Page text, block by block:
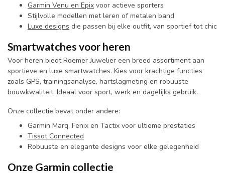
Garmin Venu en Epix voor actieve sporters
Stijlvolle modellen met leren of metalen band
Luxe designs die passen bij elke outfit, van sportief tot chic
Smartwatches voor heren
Voor heren biedt Roemer Juwelier een breed assortiment aan
sportieve en luxe smartwatches. Kies voor krachtige functies
zoals GPS, trainingsanalyse, hartslagmeting en robuuste
bouwkwaliteit. Ideaal voor sport, werk en dagelijks gebruik.
Onze collectie bevat onder andere:
Garmin Marq, Fenix en Tactix voor ultieme prestaties
Tissot Connected
Robuuste en elegante designs voor elke gelegenheid
Onze Garmin collectie